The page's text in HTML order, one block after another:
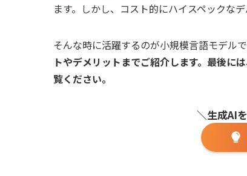
ます。しかし、コスト的にハイスペックな
そんな時に活躍するのが小規模言語モデルで
トやデメリットまでご紹介します。最後に
覧ください。
＼生成AI